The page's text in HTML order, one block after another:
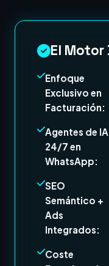
El Motor
Enfoque
Exclusivo en
Facturación:
Agentes de IA
24/7 en
WhatsApp:
SEO
Semántico +
Ads
Integrados:
Coste